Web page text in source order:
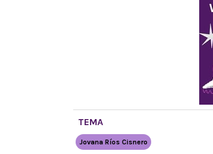
TEMA
Jovana Ríos Cisnero